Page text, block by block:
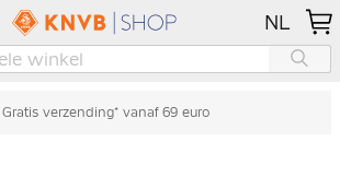
NL
Gratis verzending* vanaf 69 euro